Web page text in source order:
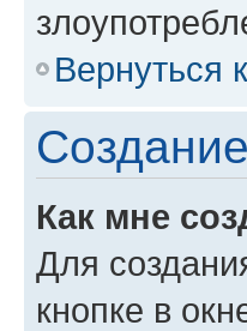
Вернуться
Как мне
Для
кнопке в